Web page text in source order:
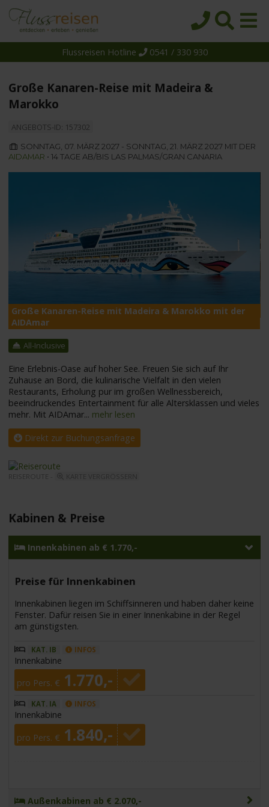
Reiseziele
Reedereien
Flussreisen Hotline 0541 / 330 930
Große Kanaren-Reise mit Madeira &
Marokko
ANGEBOTS-ID: 157302
SONNTAG, 07. MÄRZ 2027 - SONNTAG, 21. MÄRZ 2027 MIT DER
AIDAMAR • 14 TAGE AB/BIS LAS PALMAS/GRAN CANARIA
Große Kanaren-Reise mit Madeira & Marokko mit der
AIDAmar
All-Inclusive
Eine Erlebnis-Oase auf hoher See. Freuen Sie sich auf Ihr
Zuhause an Bord, die kulinarische Vielfalt in den vielen
Restaurants, Erholung pur im großen Wellnessbereich,
beeindruckendes Entertainment für alle Altersklassen und vieles
mehr. Mit AIDAmar... mehr lesen
Direkt zur Buchungsanfrage
REISEROUTE -
Kabinen & Preise
Innenkabinen ab € 1.770,-
Preise für Innenkabinen
Innenkabinen liegen im Schiffsinneren und haben daher keine
Fenster. Dafür reisen Sie in einer Innenkabine in der Regel
am günstigsten.
KAT. IB INFOS
Innenkabine
pro Pers. € 1.770,-
KAT. IA INFOS
Innenkabine
pro Pers. € 1.840,-
Außenkabinen ab € 2.070,-